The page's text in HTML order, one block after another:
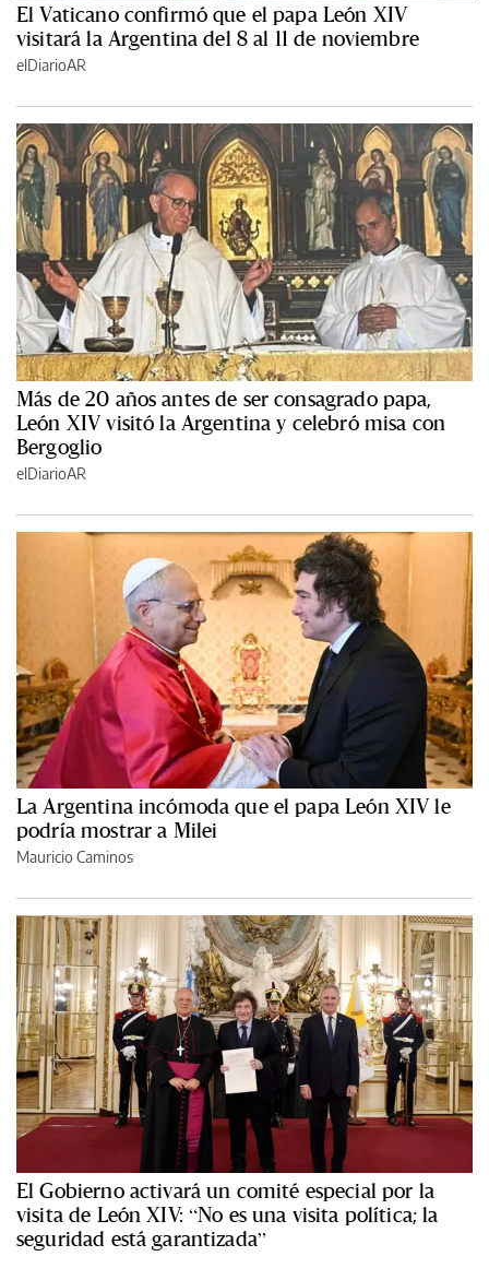
El Vaticano confirmó que el papa León XIV
visitará la Argentina del 8 al 11 de noviembre
elDiarioAR
Más de 20 años antes de ser consagrado papa,
León XIV visitó la Argentina y celebró misa con
Bergoglio
elDiarioAR
La Argentina incómoda que el papa León XIV le
podría mostrar a Milei
Mauricio Caminos
El Gobierno activará un comité especial por la
visita de León XIV: “No es una visita política; la
seguridad está garantizada”